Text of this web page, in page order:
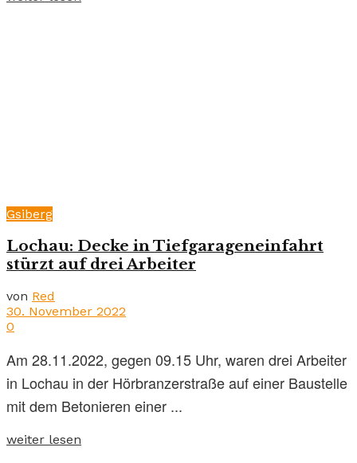
Gsiberg
Lochau: Decke in Tiefgarageneinfahrt
stürzt auf drei Arbeiter
von Red
30. November 2022
0
Am 28.11.2022, gegen 09.15 Uhr, waren drei Arbeiter
in Lochau in der Hörbranzerstraße auf einer Baustelle
mit dem Betonieren einer ...
weiter lesen